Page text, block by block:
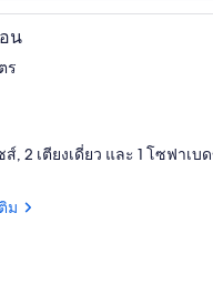
น
ร
ส์, 2 เตียงเดี่ยว และ 1 โซฟาเ
ม